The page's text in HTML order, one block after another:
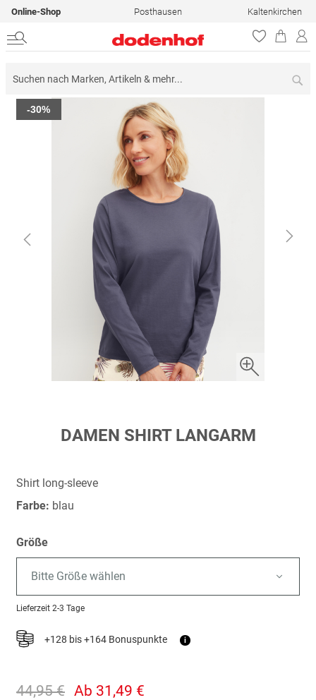
Online-Shop Posthausen Kaltenkirchen
Zum
Ende
-30%
springen
DAMEN SHIRT LANGARM
Shirt long-sleeve
Farbe: blau
Größe
Bitte Größe wählen
Lieferzeit 2-3 Tage
+128 bis +164 Bonuspunkte i
44,95 € Ab 31,49 €